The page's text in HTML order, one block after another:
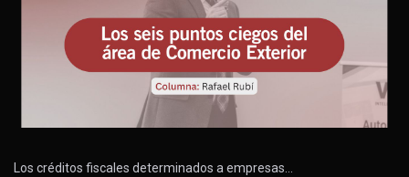
Los créditos fiscales determinados a empresas…